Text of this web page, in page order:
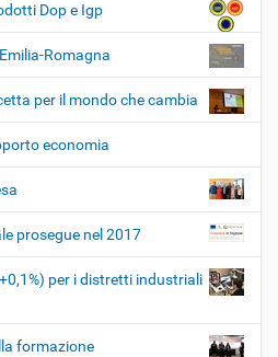
Dop e Igp
Romagna
per il mondo che cambia
economia
prosegue nel 2017
per i distretti industriali
formazione